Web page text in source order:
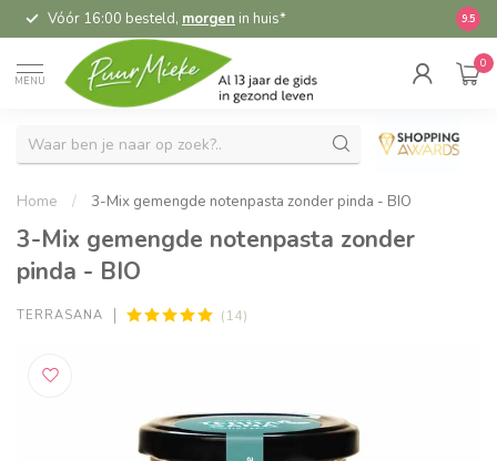
Vóór 16:00 besteld, morgen in huis* 9.5
MENU
0
Home / 3-Mix gemengde notenpasta zonder pinda - BIO
3-Mix gemengde notenpasta zonder
pinda - BIO
TERRASANA (14)